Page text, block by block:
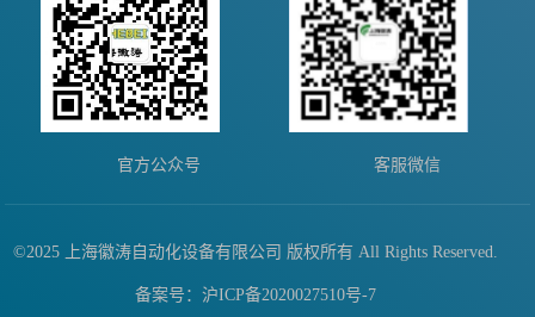
官方公众号 客服微信
©2025 上海徽涛自动化设备有限公司 版权所有 All Rights Reserved.
备案号：沪ICP备2020027510号-7